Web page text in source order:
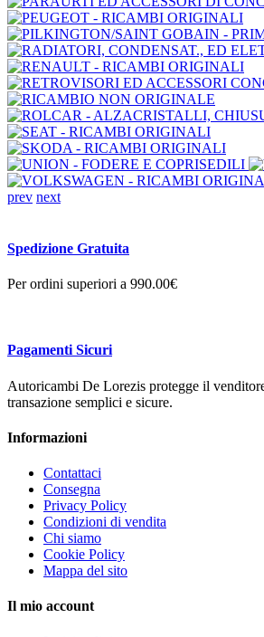
prev next
Spedizione Gratuita
Per ordini superiori a 990.00€
Pagamenti Sicuri
Autoricambi De Lorezis protegge il
transazione semplici e sicure.
Informazioni
Contattaci
Consegna
Privacy Policy
Condizioni di vendita
Chi siamo
Cookie Policy
Mappa del sito
Il mio account